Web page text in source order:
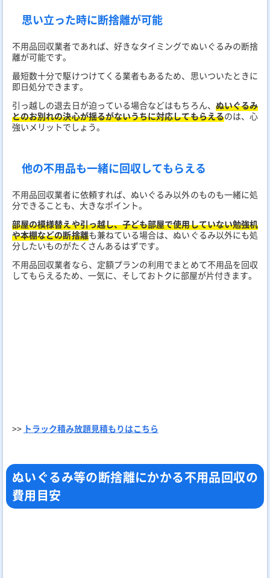
思い立った時に断捨離が可能
不用品回収業者であれば、好きなタイミングでぬいぐるみの断捨
離が可能です。
最短数十分で駆けつけてくる業者もあるため、思いついたときに
即日処分できます。
引っ越しの退去日が迫っている場合などはもちろん、 ぬいぐるみ
とのお別れの決心が揺るがないうちに対応してもらえるのは、心
強いメリットでしょう。
他の不用品も一緒に回収してもらえる
不用品回収業者に依頼すれば、ぬいぐるみ以外のものも一緒に処
分できることも、大きなポイント。
部屋の模様替えや引っ越し、子ども部屋で使用していない勉強机
や本棚などの断捨離も兼ねている場合は、ぬいぐるみ以外にも処
分したいものがたくさんあるはずです。
不用品回収業者なら、定額プランの利用でまとめて不用品を回収
してもらえるため、一気に、そしておトクに部屋が片付きます。
>> トラック積み放題見積もりはこちら
ぬいぐるみ等の断捨離にかかる不用品回収の
費用目安